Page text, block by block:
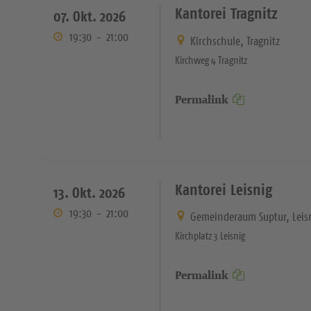
07. Okt. 2026
19:30 - 21:00
Kantorei Tragnitz
Kirchschule, Tragnitz
Kirchweg 4 Tragnitz
Permalink
13. Okt. 2026
19:30 - 21:00
Kantorei Leisnig
Gemeinderaum Suptur,
Kirchplatz 3 Leisnig
Permalink